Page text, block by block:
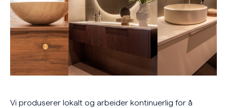
Vi produserer lokalt og arbeider kontinuerlig for å